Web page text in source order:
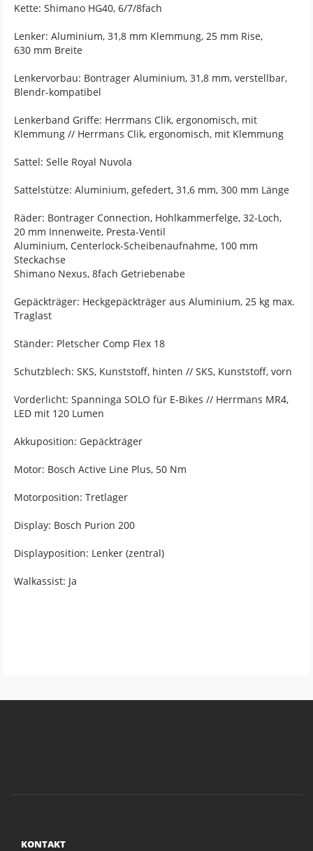
Kette: Shimano HG40, 6/7/8fach
Lenker: Aluminium, 31,8 mm Klemmung, 25 mm Rise,
630 mm Breite
Lenkervorbau: Bontrager Aluminium, 31,8 mm, verstellbar,
Blendr-kompatibel
Lenkerband Griffe: Herrmans Clik, ergonomisch, mit
Klemmung // Herrmans Clik, ergonomisch, mit Klemmung
Sattel: Selle Royal Nuvola
Sattelstütze: Aluminium, gefedert, 31,6 mm, 300 mm Länge
Räder: Bontrager Connection, Hohlkammerfelge, 32-Loch,
20 mm Innenweite, Presta-Ventil
Aluminium, Centerlock-Scheibenaufnahme, 100 mm
Steckachse
Shimano Nexus, 8fach Getriebenabe
Gepäckträger: Heckgepäckträger aus Aluminium, 25 kg max.
Traglast
Ständer: Pletscher Comp Flex 18
Schutzblech: SKS, Kunststoff, hinten // SKS, Kunststoff, vorn
Vorderlicht: Spanninga SOLO für E-Bikes // Herrmans MR4,
LED mit 120 Lumen
Akkuposition: Gepäckträger
Motor: Bosch Active Line Plus, 50 Nm
Motorposition: Tretlager
Display: Bosch Purion 200
Displayposition: Lenker (zentral)
Walkassist: Ja
KONTAKT